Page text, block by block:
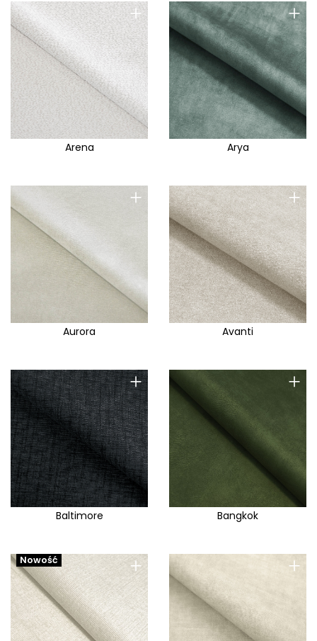
+
Arena
+
Arya
+
Aurora
+
Avanti
+
Baltimore
+
Bangkok
+
Nowość +